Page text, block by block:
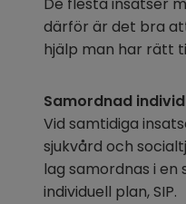
De flesta insatser
därför är det bra
hjälp man har rätt
Samordnad
Vid samtidiga
sjukvård och
lag samordnas i en
individuell plan, SIP.